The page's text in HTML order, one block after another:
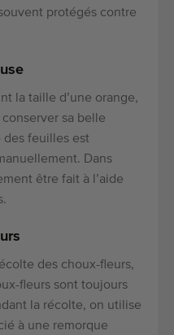
protégés contre
la taille d’une orange,
sa belle
des feuilles est
Dans
être fait à l’aide
des choux-fleurs,
fleurs sont toujours
la récolte, on utilise
à une remorque